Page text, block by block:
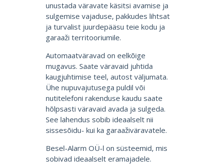
unustada väravate käsitsi avamise ja
sulgemise vajaduse, pakkudes lihtsat
ja turvalist juurdepääsu teie kodu ja
garaaži territooriumile.
Automaatväravad on eelkõige
mugavus. Saate väravaid juhtida
kaugjuhtimise teel, autost väljumata.
Ühe nupuvajutusega puldil või
nutitelefoni rakenduse kaudu saate
hõlpsasti väravaid avada ja sulgeda.
See lahendus sobib ideaalselt nii
sissesõidu- kui ka garaaživäravatele.
Besel-Alarm OÜ-l on süsteemid, mis
sobivad ideaalselt eramajadele.